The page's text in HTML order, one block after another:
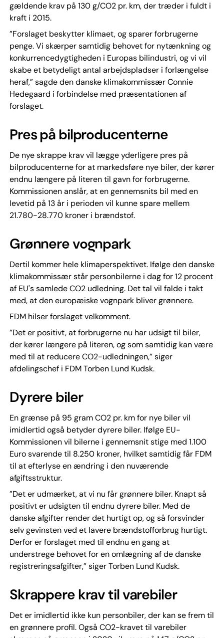
gældende krav på 130 g/CO2 pr. km, der træder i fuldt i
kraft i 2015.
”Forslaget beskytter klimaet, og sparer forbrugerne
penge. Vi skærper samtidig behovet for nytænkning og
konkurrencedygtigheden i Europas bilindustri, og vi vil
skabe et betydeligt antal arbejdspladser i forlængelse
heraf,” sagde den danske klimakommissær Connie
Hedegaard i forbindelse med præsentationen af
forslaget.
Pres på bilproducenterne
De nye skrappe krav vil lægge yderligere pres på
bilproducenterne for at markedsføre nye biler, der kører
endnu længere på literen til gavn for forbrugerne.
Kommissionen anslår, at en gennemsnits bil med en
levetid på 13 år i perioden vil kunne spare mellem
21.780-28.770 kroner i brændstof.
Grønnere vognpark
Dertil kommer hele klimaperspektivet. Ifølge den danske
klimakommissær står personbilerne i dag for 12 procent
af EU's samlede CO2 udledning. Det tal vil falde i takt
med, at den europæiske vognpark bliver grønnere.
FDM hilser forslaget velkomment.
”Det er positivt, at forbrugerne nu har udsigt til biler,
der kører længere på literen, og som samtidig kan være
med til at reducere CO2-udledningen,” siger
afdelingschef i FDM Torben Lund Kudsk.
Dyrere biler
En grænse på 95 gram CO2 pr. km for nye biler vil
imidlertid også betyder dyrere biler. Ifølge EU-
Kommissionen vil bilerne i gennemsnit stige med 1.100
Euro svarende til 8.250 kroner, hvilket samtidig får FDM
til at efterlyse en ændring i den nuværende
afgiftsstruktur.
”Det er udmærket, at vi nu får grønnere biler. Knapt så
positivt er udsigten til endnu dyrere biler. Med de
danske afgifter render det hurtigt op, og så forsvinder
selv gevinsten ved et lavere brændstofforbrug hurtigt.
Derfor er forslaget med til endnu en gang at
understrege behovet for en omlægning af de danske
registreringsafgifter,” siger Torben Lund Kudsk.
Skrappere krav til varebiler
Det er imidlertid ikke kun personbiler, der kan se frem til
en grønnere profil. Også CO2-kravet til varebiler